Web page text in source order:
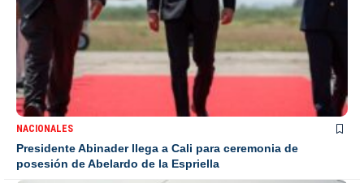
NACIONALES
Presidente Abinader llega a Cali para ceremonia de
posesión de Abelardo de la Espriella